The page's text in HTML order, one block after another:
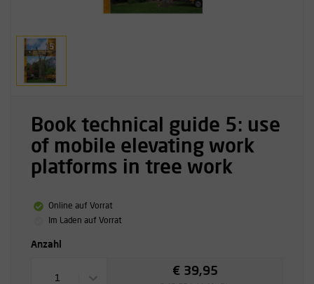
Book technical guide 5: use
of mobile elevating work
platforms in tree work
Online auf Vorrat
Im Laden auf Vorrat
Anzahl
1
€ 39,95